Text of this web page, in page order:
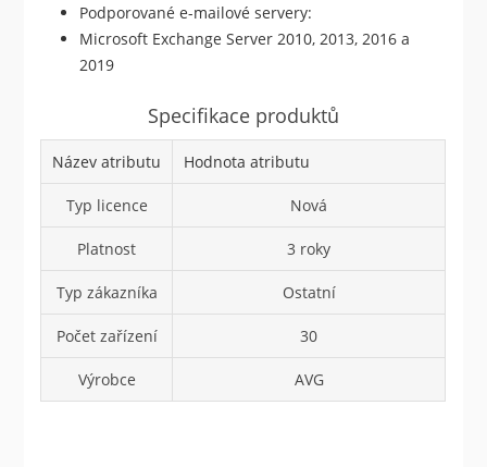
Podporované e-mailové servery:
Microsoft Exchange Server 2010, 2013, 2016 a
2019
Specifikace produktů
Název atributu Hodnota atributu
Typ licence Nová
Platnost 3 roky
Typ zákazníka Ostatní
Počet zařízení 30
Výrobce AVG